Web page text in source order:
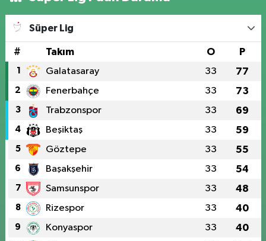
Süper Lig
# Takım O P
1 Galatasaray 33 77
2 Fenerbahçe 33 73
3 Trabzonspor 33 69
4 Beşiktaş 33 59
5 Göztepe 33 55
6 Başakşehir 33 54
7 Samsunspor 33 48
8 Rizespor 33 40
9 Konyaspor 33 40